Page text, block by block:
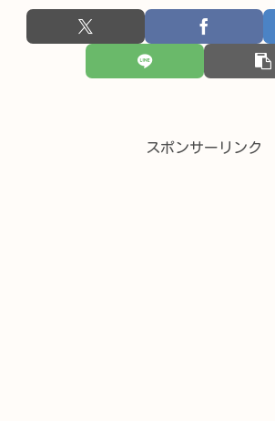
スポンサーリンク